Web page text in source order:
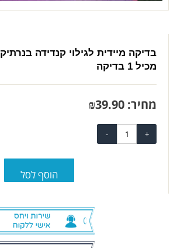
בדיקה מיידית לגילוי קנדידה בנרתיק
מכיל 1 בדיקה
מחיר: ₪39.90
הוסף לסל